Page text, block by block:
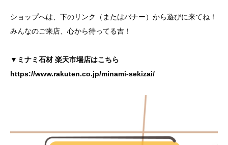
ショップへは、下のリンク（またはバナー）から遊びに来てね！
みんなのご来店、心から待ってる吉！
▼ミナミ石材 楽天市場店はこちら
https://www.rakuten.co.jp/minami-sekizai/
ヤ